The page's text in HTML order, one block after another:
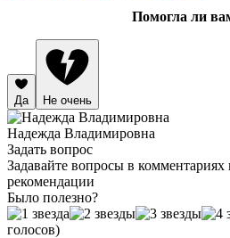
Помогла ли
Да Не очень
Надежда Владимировна
Задать вопрос
Задавайте вопросы в
рекомендации
Было полезно?
голосов)